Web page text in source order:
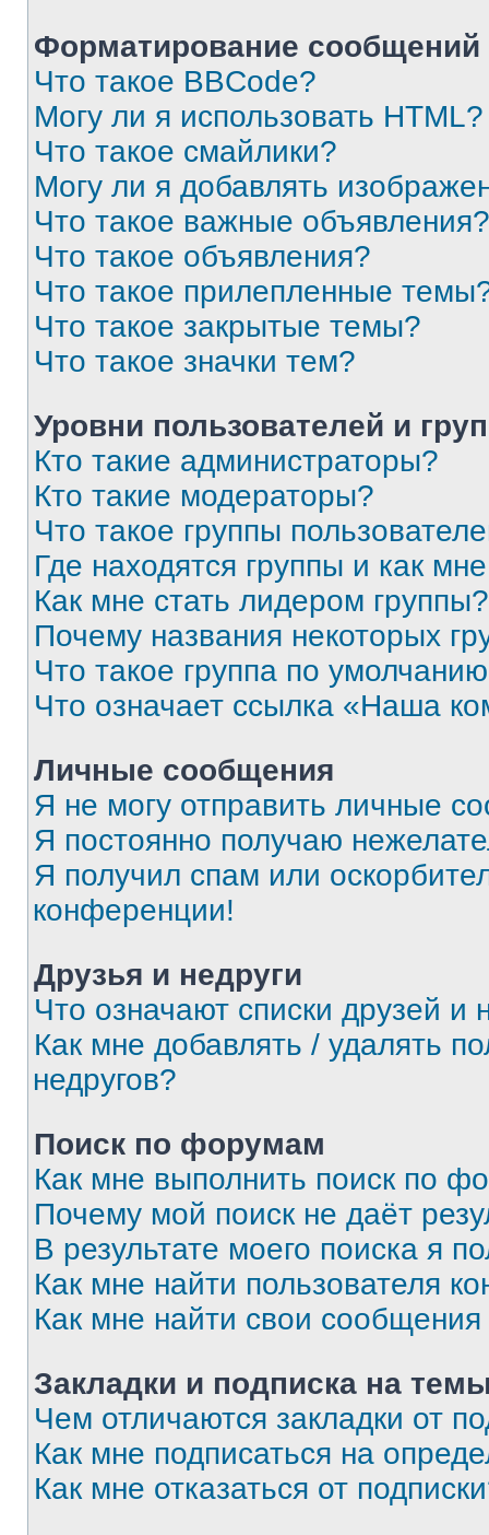
Форматирование
Что такое BBCode?
Могу ли я использовать HTML?
Что такое смайлики?
Могу ли я добавлять
Что такое важные объявления?
Что такое объявления?
Что такое прилепленные
Что такое закрытые темы?
Что такое значки тем?
Уровни пользователей и
Кто такие администраторы?
Кто такие модераторы?
Что такое группы
Где находятся группы и как
Как мне стать лидером группы?
Почему названия некоторых
Что такое группа по
Что означает ссылка «Наша
Личные сообщения
Я не могу отправить личные
Я постоянно получаю
Я получил спам или
конференции!
Друзья и недруги
Что означают списки друзей и
Как мне добавлять / удалять
недругов?
Поиск по форумам
Как мне выполнить поиск по
Почему мой поиск не даёт
В результате моего поиска я
Как мне найти пользователя
Как мне найти свои
Закладки и подписка на
Чем отличаются закладки от
Как мне подписаться на
Как мне отказаться от